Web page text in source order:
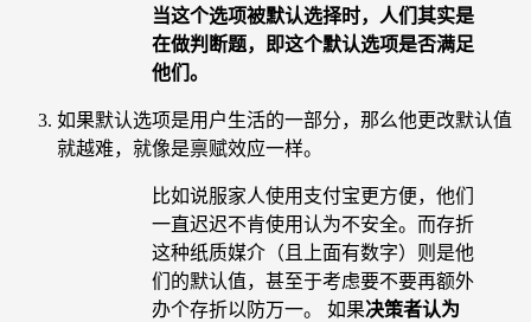
当这个选项被默认选择时，人们其实是
在做判断题，即这个默认选项是否满足
他们。
如果默认选项是用户生活的一部分，那么他更改默认值
就越难，就像是禀赋效应一样。
比如说服家人使用支付宝更方便，他们
一直迟迟不肯使用认为不安全。而存折
这种纸质媒介（且上面有数字）则是他
们的默认值，甚至于考虑要不要再额外
办个存折以防万一。 如果决策者认为